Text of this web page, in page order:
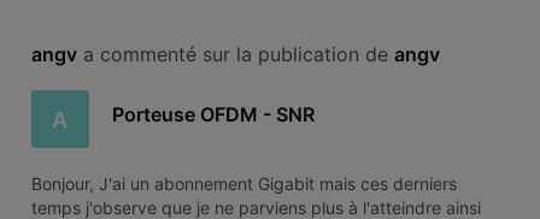
angv a commenté sur la publication de angv
A Porteuse OFDM - SNR
Bonjour, J'ai un abonnement Gigabit mais ces derniers
temps j'observe que je ne parviens plus à l'atteindre ainsi